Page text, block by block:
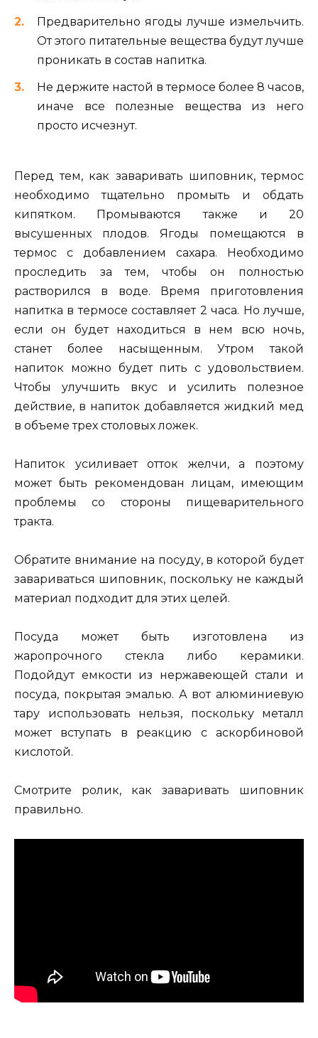
Предварительно ягоды лучше измельчить.
От этого питательные вещества будут лучше
проникать в состав напитка.
Не держите настой в термосе более 8 часов,
иначе все полезные вещества из него
просто исчезнут.
Перед тем, как заваривать шиповник, термос
необходимо тщательно промыть и обдать
кипятком. Промываются также и 20
высушенных плодов. Ягоды помещаются в
термос с добавлением сахара. Необходимо
проследить за тем, чтобы он полностью
растворился в воде. Время приготовления
напитка в термосе составляет 2 часа. Но лучше,
если он будет находиться в нем всю ночь,
станет более насыщенным. Утром такой
напиток можно будет пить с удовольствием.
Чтобы улучшить вкус и усилить полезное
действие, в напиток добавляется жидкий мед
в объеме трех столовых ложек.
Напиток усиливает отток желчи, а поэтому
может быть рекомендован лицам, имеющим
проблемы со стороны пищеварительного
тракта.
Обратите внимание на посуду, в которой будет
завариваться шиповник, поскольку не каждый
материал подходит для этих целей.
Посуда может быть изготовлена из
жаропрочного стекла либо керамики.
Подойдут емкости из нержавеющей стали и
посуда, покрытая эмалью. А вот алюминиевую
тару использовать нельзя, поскольку металл
может вступать в реакцию с аскорбиновой
кислотой.
Смотрите ролик, как заваривать шиповник
правильно.